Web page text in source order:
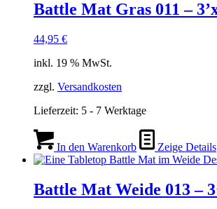
Battle Mat Gras 011 –
44,95 €
inkl. 19 % MwSt.
zzgl. Versandkosten
Lieferzeit: 5 - 7 Werktage
In den Warenkorb Zeige Details
Battle Mat Weide 013 –